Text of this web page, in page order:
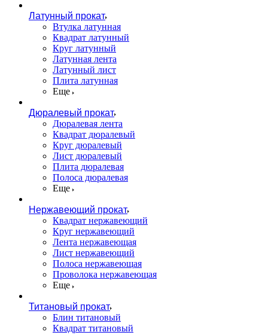
Латунный прокат
Втулка латунная
Квадрат латунный
Круг латунный
Латунная лента
Латунный лист
Плита латунная
Еще
Дюралевый прокат
Дюралевая лента
Квадрат дюралевый
Круг дюралевый
Лист дюралевый
Плита дюралевая
Полоса дюралевая
Еще
Нержавеющий прокат
Квадрат нержавеющий
Круг нержавеющий
Лента нержавеющая
Лист нержавеющий
Полоса нержавеющая
Проволока нержавеющая
Еще
Титановый прокат
Блин титановый
Квадрат титановый